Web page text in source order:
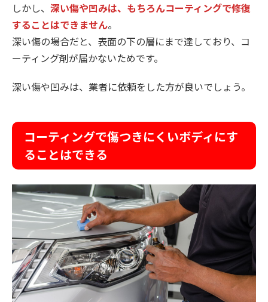
しかし、 深い傷や凹みは、もちろんコーティングで修復
することはできません。
深い傷の場合だと、表面の下の層にまで達しており、コ
ーティング剤が届かないためです。
深い傷や凹みは、業者に依頼をした方が良いでしょう。
コーティングで傷つきにくいボディにす
ることはできる